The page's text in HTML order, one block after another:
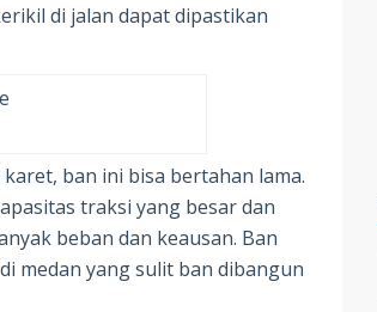
di jalan dapat dipastikan
ban ini bisa bertahan lama.
traksi yang besar dan
beban dan keausan. Ban
medan yang sulit ban dibangun